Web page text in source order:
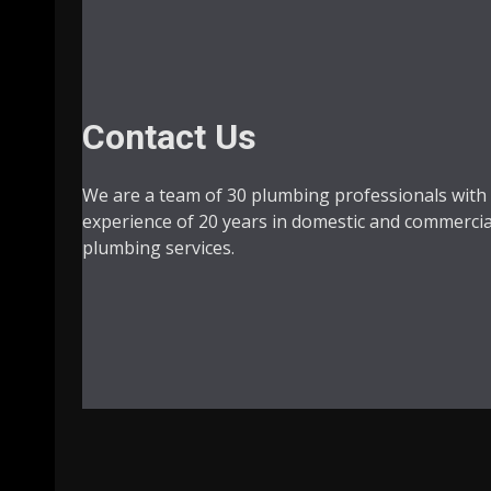
Contact Us​
We are a team of 30 plumbing professionals with
experience of 20 years in domestic and
plumbing services.​